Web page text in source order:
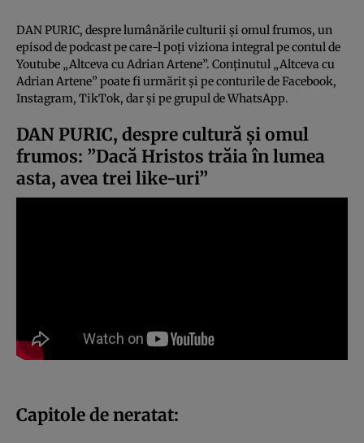
DAN PURIC, despre lumânările culturii și omul frumos, un
episod de podcast pe care-l poți viziona integral pe contul de
Youtube „Altceva cu Adrian Artene”. Conținutul „Altceva cu
Adrian Artene” poate fi urmărit și pe conturile de Facebook,
Instagram, TikTok, dar și pe grupul de WhatsApp.
DAN PURIC, despre cultură și omul
frumos: ”Dacă Hristos trăia în lumea
asta, avea trei like-uri”
Capitole de neratat: